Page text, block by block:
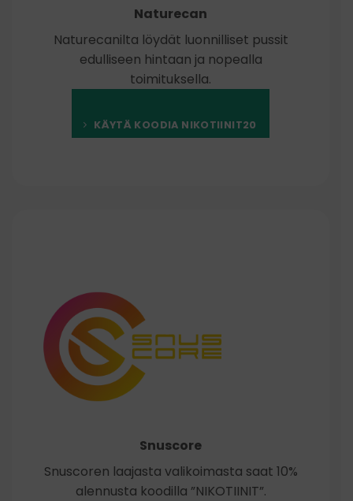
Naturecan
Naturecanilta löydät luonnilliset pussit
edulliseen hintaan ja nopealla
toimituksella.
KÄYTÄ KOODIA NIKOTIINIT20
Snuscore
Snuscoren laajasta valikoimasta saat 10%
alennusta koodilla ”NIKOTIINIT”.